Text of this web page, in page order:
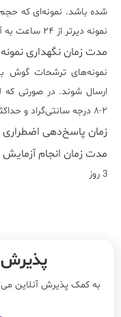
نمونه دیرتر از ۲۴ ساعت به آزمایشگاه ارسال شود.
مدت زمان نگهداری نمونه
نمونه‌های ترشحات گوش
ارسال شوند. در صورتی که
۲-۸ درجه سانتی‌گراد و حداکثر برای ۲۴ ساعت نگهداری شود.
زمان پاسخ‌دهی اضطراری
مدت زمان انجام آزمایش
3 روز
پذیرش
به کمک پذیرش آنلاین